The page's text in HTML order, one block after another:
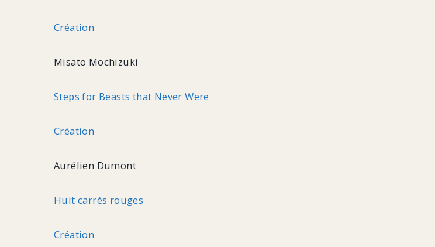
Création
Misato Mochizuki
Steps for Beasts that Never Were
Création
Aurélien Dumont
Huit carrés rouges
Création